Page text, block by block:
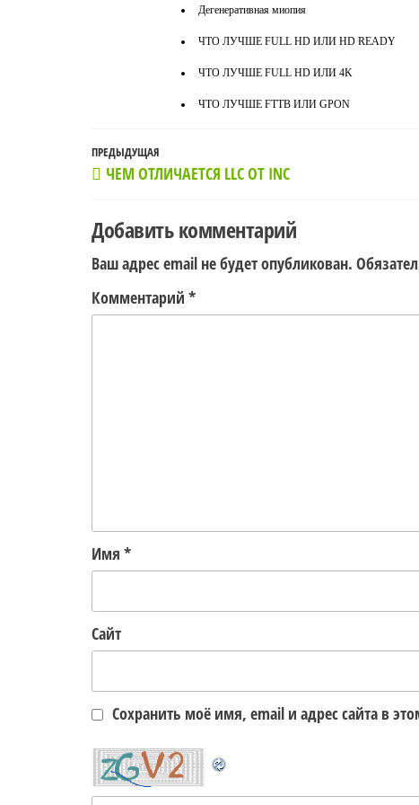
Дегенеративная миопия
ЧТО ЛУЧШЕ FULL HD ИЛИ HD READY
ЧТО ЛУЧШЕ FULL HD ИЛИ 4K
ЧТО ЛУЧШЕ FTTB ИЛИ GPON
Навигация
по
записям
Предыдущая
запись
ПРЕДЫДУЩАЯ
ЧЕМ ОТЛИЧАЕТСЯ LLC ОТ INC
Добавить комментарий
Ваш адрес email не будет опубликован.
Комментарий *
Имя *
Сайт
Сохранить моё имя, email и адрес сайта в